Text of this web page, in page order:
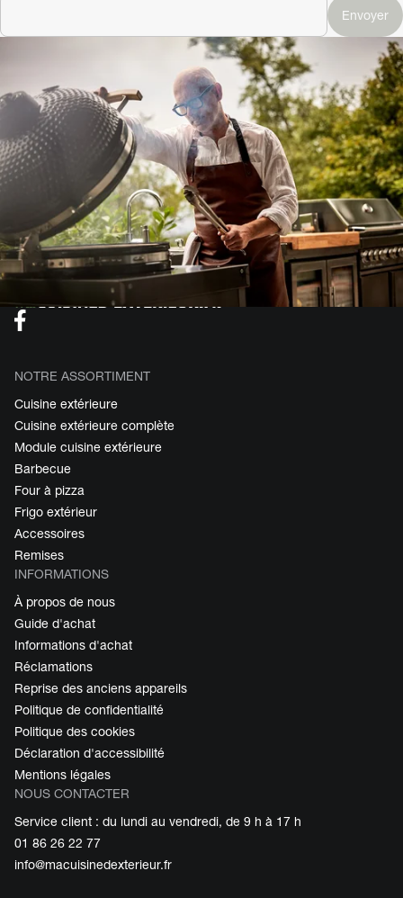
Envoyer
NOTRE ASSORTIMENT
Cuisine extérieure
Cuisine extérieure complète
Module cuisine extérieure
Barbecue
Four à pizza
Frigo extérieur
Accessoires
Remises
INFORMATIONS
À propos de nous
Guide d'achat
Informations d'achat
Réclamations
Reprise des anciens appareils
Politique de confidentialité
Politique des cookies
Déclaration d'accessibilité
Mentions légales
NOUS CONTACTER
Service client : du lundi au vendredi, de 9 h à 17 h
01 86 26 22 77
info@macuisinedexterieur.fr